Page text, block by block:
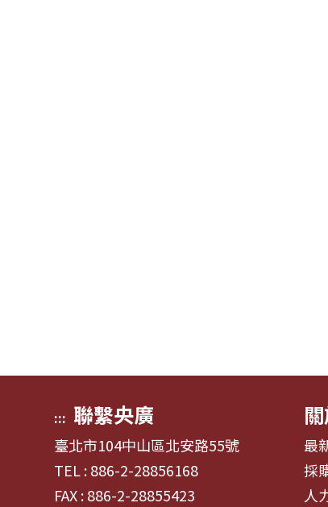
::: 聯繫央廣
臺北市104中山區北安路55號
TEL : 886-2-28856168
FAX : 886-2-28855423
最
採
人